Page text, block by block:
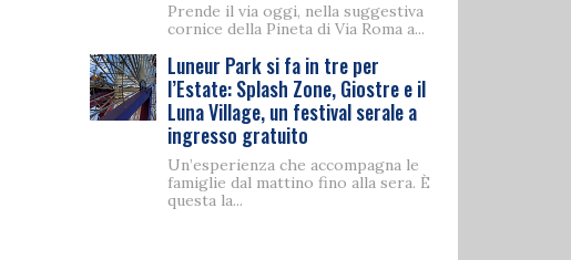
Prende il via oggi, nella suggestiva
cornice della Pineta di Via Roma a...
Luneur Park si fa in tre per
l’Estate: Splash Zone, Giostre e il
Luna Village, un festival serale a
ingresso gratuito
Un’esperienza che accompagna le
famiglie dal mattino fino alla sera. È
questa la...